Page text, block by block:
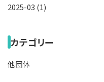
2025-03 (1)
カテゴリー
他団体